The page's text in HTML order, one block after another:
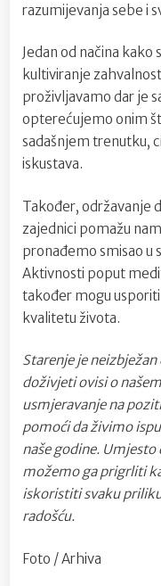
razumijevanja sebe i
Jedan od načina kako
kultiviranje
proživljavamo dar je
opterećujemo onim
sadašnjem trenutku,
iskustava.
Također, održavanje
zajednici pomažu
pronađemo smisao u
Aktivnosti poput
također mogu
kvalitetu života.
Starenje je
doživjeti ovisi o
usmjeravanje na
pomoći da živimo
naše godine.
možemo ga prigrliti
iskoristiti svaku
radošću.
Foto / Arhiva